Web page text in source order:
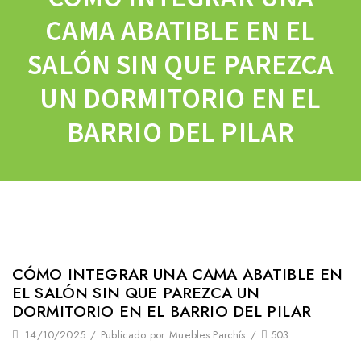
CAMA ABATIBLE EN EL
SALÓN SIN QUE PAREZCA
UN DORMITORIO EN EL
BARRIO DEL PILAR
CÓMO INTEGRAR UNA CAMA ABATIBLE EN
EL SALÓN SIN QUE PAREZCA UN
DORMITORIO EN EL BARRIO DEL PILAR
14/10/2025 / Publicado por Muebles Parchís / 503